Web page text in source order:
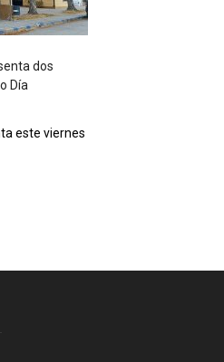
dos
Día
este viernes